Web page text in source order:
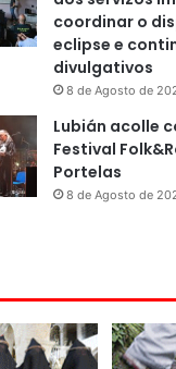
coordinar o
eclipse e
divulgativos
8 de Agosto de
Lubián acolle
Festival
Portelas
8 de Agosto de